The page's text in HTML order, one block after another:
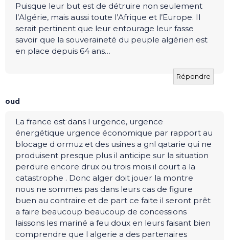
Puisque leur but est de détruire non seulement
l’Algérie, mais aussi toute l’Afrique et l’Europe. Il
serait pertinent que leur entourage leur fasse
savoir que la souveraineté du peuple algérien est
en place depuis 64 ans…
Répondre
oud
La france est dans l urgence, urgence
énergétique urgence économique par rapport au
blocage d ormuz et des usines a gnl qatarie qui ne
produisent presque plus il anticipe sur la situation
perdure encore drux ou trois mois il court a la
catastrophe . Donc alger doit jouer la montre
nous ne sommes pas dans leurs cas de figure
buen au contraire et de part ce faite il seront prêt
a faire beaucoup beaucoup de concessions
laissons les mariné a feu doux en leurs faisant bien
comprendre que l algerie a des partenaires